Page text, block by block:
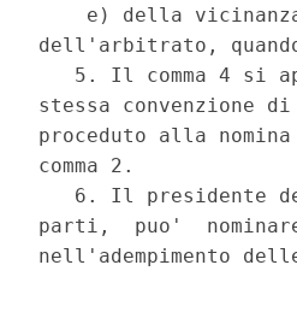
e) della
dell'arbitrato,
5. Il comma 4 si
stessa
proceduto alla
comma 2.
6. Il presidente
parti,  puo'
nell'adempimento